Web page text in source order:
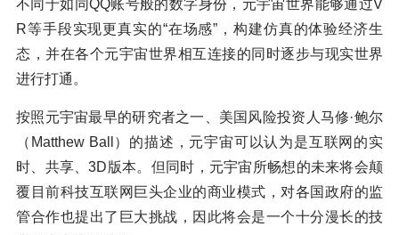
不同于如同QQ账号般的数字身份，元宇宙世界能够通过V
R等手段实现更真实的“在场感”，构建仿真的体验经济生
态，并在各个元宇宙世界相互连接的同时逐步与现实世界
进行打通。
按照元宇宙最早的研究者之一、美国风险投资人马修·鲍尔
（Matthew Ball）的描述，元宇宙可以认为是互联网的实
时、共享、3D版本。但同时，元宇宙所畅想的未来将会颠
覆目前科技互联网巨头企业的商业模式，对各国政府的监
管合作也提出了巨大挑战，因此将会是一个十分漫长的技